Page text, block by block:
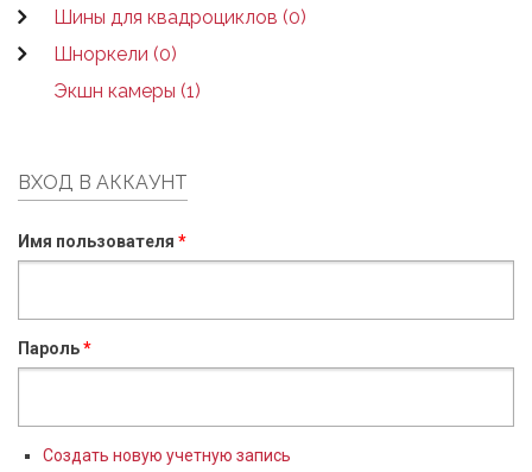
Шины для квадроциклов (0)
Шноркели (0)
Экшн камеры (1)
ВХОД В АККАУНТ
Имя пользователя *
Пароль*
Создать новую учетную запись